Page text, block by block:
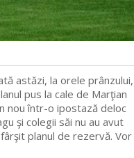
astăzi, la orele prânzului,
pus la cale de Marţian
nou într-o ipostază deloc
şi colegii săi nu au avut
planul de rezervă. Vor